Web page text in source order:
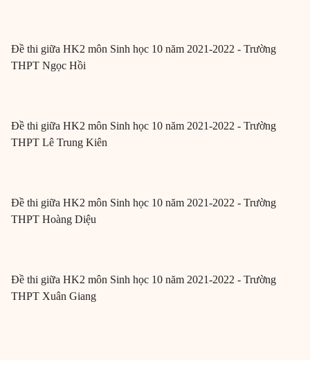
Đề thi giữa HK2 môn Sinh học 10 năm 2021-2022 - Trường
THPT Ngọc Hồi
Đề thi giữa HK2 môn Sinh học 10 năm 2021-2022 - Trường
THPT Lê Trung Kiên
Đề thi giữa HK2 môn Sinh học 10 năm 2021-2022 - Trường
THPT Hoàng Diệu
Đề thi giữa HK2 môn Sinh học 10 năm 2021-2022 - Trường
THPT Xuân Giang